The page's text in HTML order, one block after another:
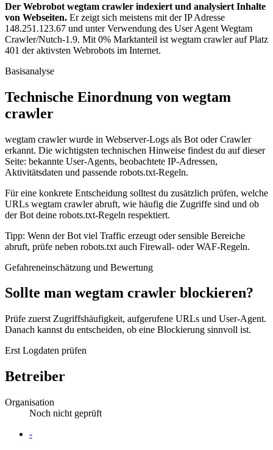
Der Webrobot wegtam crawler indexiert und analysiert Inhalte
von Webseiten. Er zeigt sich meistens mit der IP Adresse
148.251.123.67 und unter Verwendung des User Agent Wegtam
Crawler/Nutch-1.9. Mit 0% Marktanteil ist wegtam crawler auf Platz
401 der aktivsten Webrobots im Internet.
Basisanalyse
Technische Einordnung von wegtam
crawler
wegtam crawler wurde in Webserver-Logs als Bot oder Crawler
erkannt. Die wichtigsten technischen Hinweise findest du auf dieser
Seite: bekannte User-Agents, beobachtete IP-Adressen,
Aktivitätsdaten und passende robots.txt-Regeln.
Für eine konkrete Entscheidung solltest du zusätzlich prüfen, welche
URLs wegtam crawler abruft, wie häufig die Zugriffe sind und ob
der Bot deine robots.txt-Regeln respektiert.
Tipp: Wenn der Bot viel Traffic erzeugt oder sensible Bereiche
abruft, prüfe neben robots.txt auch Firewall- oder WAF-Regeln.
Gefahreneinschätzung und Bewertung
Sollte man wegtam crawler blockieren?
Prüfe zuerst Zugriffshäufigkeit, aufgerufene URLs und User-Agent.
Danach kannst du entscheiden, ob eine Blockierung sinnvoll ist.
Erst Logdaten prüfen
Betreiber
Organisation
Noch nicht geprüft
Website
-